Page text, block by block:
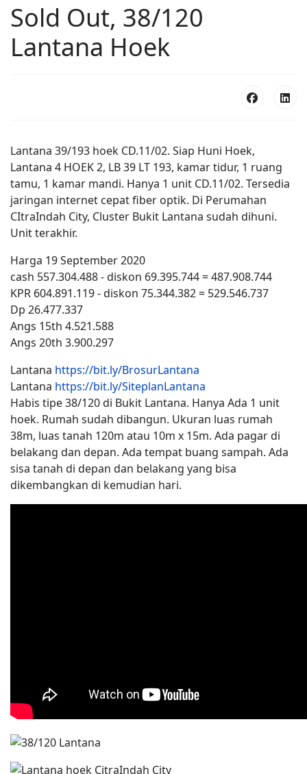
Sold Out, 38/120
Lantana Hoek
Lantana 39/193 hoek CD.11/02. Siap Huni Hoek,
Lantana 4 HOEK 2, LB 39 LT 193, kamar tidur, 1 ruang
tamu, 1 kamar mandi. Hanya 1 unit CD.11/02. Tersedia
jaringan internet cepat fiber optik. Di Perumahan
CItraIndah City, Cluster Bukit Lantana sudah dihuni.
Unit terakhir.
Harga 19 September 2020
cash 557.304.488 - diskon 69.395.744 = 487.908.744
KPR 604.891.119 - diskon 75.344.382 = 529.546.737
Dp 26.477.337
Angs 15th 4.521.588
Angs 20th 3.900.297
Lantana https://bit.ly/BrosurLantana
Lantana https://bit.ly/SiteplanLantana
Habis tipe 38/120 di Bukit Lantana. Hanya Ada 1 unit
hoek. Rumah sudah dibangun. Ukuran luas rumah
38m, luas tanah 120m atau 10m x 15m. Ada pagar di
belakang dan depan. Ada tempat buang sampah. Ada
sisa tanah di depan dan belakang yang bisa
dikembangkan di kemudian hari.